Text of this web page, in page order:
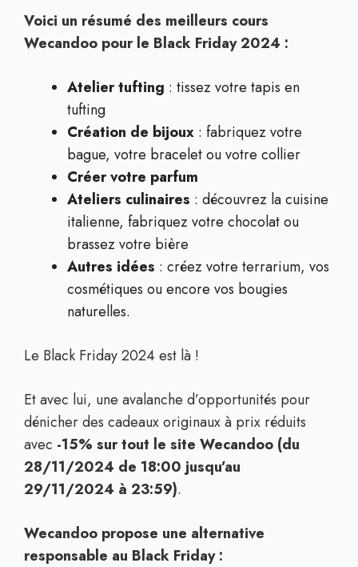
Voici un résumé des meilleurs cours
Wecandoo pour le Black Friday 2024 :
Atelier tufting : tissez votre tapis en
tufting
Création de bijoux : fabriquez votre
bague, votre bracelet ou votre collier
Créer votre parfum
Ateliers culinaires : découvrez la cuisine
italienne, fabriquez votre chocolat ou
brassez votre bière
Autres idées : créez votre terrarium, vos
cosmétiques ou encore vos bougies
naturelles.
Le Black Friday 2024 est là !
Et avec lui, une avalanche d’opportunités pour
dénicher des cadeaux originaux à prix réduits
avec -15% sur tout le site Wecandoo (du
28/11/2024 de 18:00 jusqu’au
29/11/2024 à 23:59).
Wecandoo propose une alternative
responsable au Black Friday :